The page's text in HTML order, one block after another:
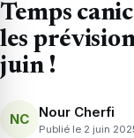
Temps
les
juin !
NC Nour Cherfi
Publié le 2 juin